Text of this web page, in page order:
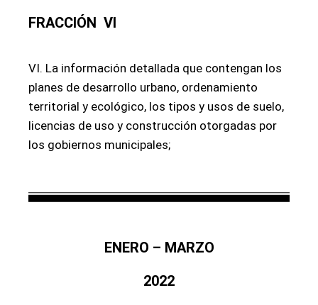
FRACCIÓN VI
VI. La información detallada que contengan los
planes de desarrollo urbano, ordenamiento
territorial y ecológico, los tipos y usos de suelo,
licencias de uso y construcción otorgadas por
los gobiernos municipales;
ENERO – MARZO
2022